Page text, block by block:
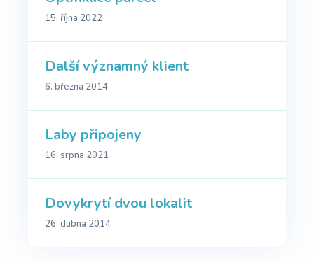
15. října 2022
Další významný klient
6. března 2014
Laby připojeny
16. srpna 2021
Dovykrytí dvou lokalit
26. dubna 2014